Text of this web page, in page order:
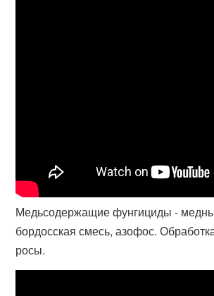
Медьсодержащие фунгициды -
бордосская смесь, азофос.
росы.